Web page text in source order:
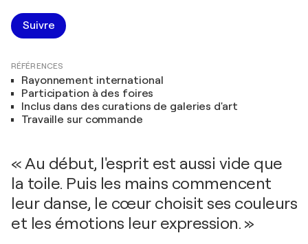
Suivre
RÉFÉRENCES
Rayonnement international
Participation à des foires
Inclus dans des curations de galeries d'art
Travaille sur commande
« Au début, l'esprit est aussi vide que
la toile. Puis les mains commencent
leur danse, le cœur choisit ses couleurs
et les émotions leur expression. »